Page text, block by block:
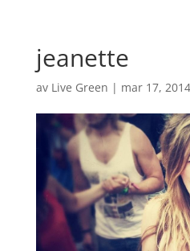
jeanette
av Live Green | mar 17, 2014